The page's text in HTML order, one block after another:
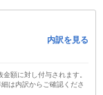
内訳を見る
額に対し付与されます。
は内訳からご確認くださ